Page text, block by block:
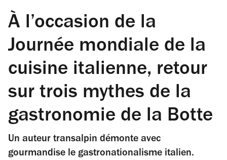
À l’occasion de la
Journée mondiale de la
cuisine italienne, retour
sur trois mythes de la
gastronomie de la Botte
Un auteur transalpin démonte avec
gourmandise le gastronationalisme italien.